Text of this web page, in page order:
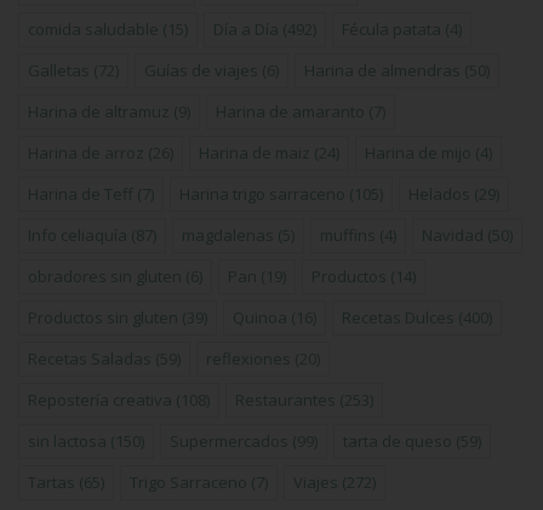
comida saludable (15) Día a Día (492) Fécula patata (4)
Galletas (72) Guías de viajes (6) Harina de almendras (50)
Harina de altramuz (9) Harina de amaranto (7)
Harina de arroz (26) Harina de maiz (24) Harina de mijo (4)
Harina de Teff (7) Harina trigo sarraceno (105) Helados (29)
Info celiaquía (87) magdalenas (5) muffins (4) Navidad (50)
obradores sin gluten (6) Pan (19) Productos (14)
Productos sin gluten (39) Quinoa (16) Recetas Dulces (400)
Recetas Saladas (59) reflexiones (20)
Repostería creativa (108) Restaurantes (253)
sin lactosa (150) Supermercados (99) tarta de queso (59)
Tartas (65) Trigo Sarraceno (7) Viajes (272)